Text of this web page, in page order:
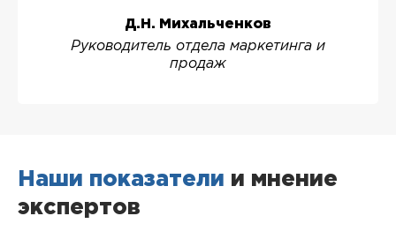
Д.Н. Михальченков
Руководитель отдела маркетинга и
продаж
Наши показатели и мнение
экспертов